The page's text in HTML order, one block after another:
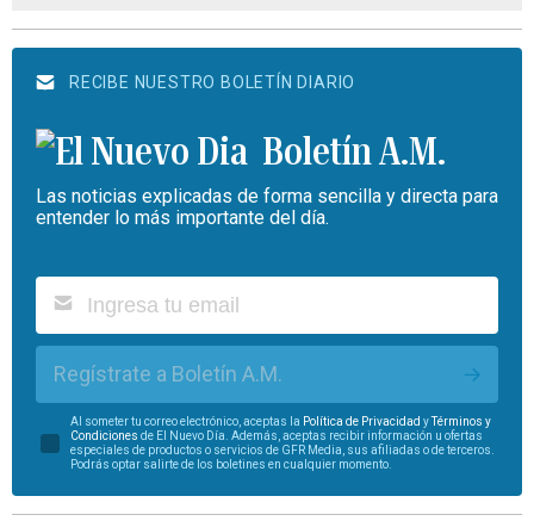
RECIBE NUESTRO BOLETÍN DIARIO
Boletín A.M.
Las noticias explicadas de forma sencilla y directa para
entender lo más importante del día.
Regístrate a Boletín A.M.
Al someter tu correo electrónico, aceptas la Política de Privacidad yTérminos y
Condiciones de El Nuevo Día. Además, aceptas recibir información u ofertas
especiales de productos o servicios de GFR Media, sus afiliadas o de terceros.
Podrás optar salirte de los boletines en cualquier momento.